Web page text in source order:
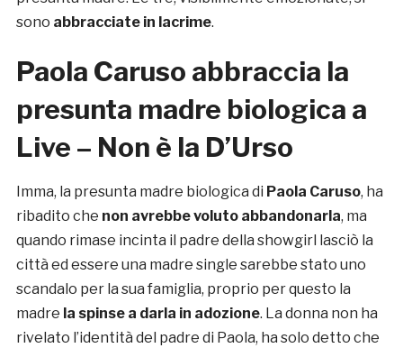
sono abbracciate in lacrime.
Paola Caruso abbraccia la
presunta madre biologica a
Live – Non è la D’Urso
Imma, la presunta madre biologica di Paola Caruso, ha
ribadito che non avrebbe voluto abbandonarla, ma
quando rimase incinta il padre della showgirl lasciò la
città ed essere una madre single sarebbe stato uno
scandalo per la sua famiglia, proprio per questo la
madre la spinse a darla in adozione. La donna non ha
rivelato l’identità del padre di Paola, ha solo detto che